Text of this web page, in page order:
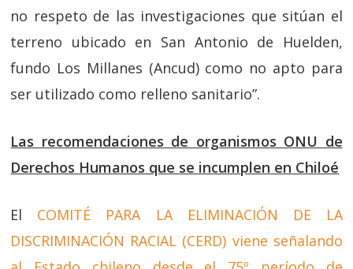
no respeto de las investigaciones que sitúan el
terreno ubicado en San Antonio de Huelden,
fundo Los Millanes (Ancud) como no apto para
ser utilizado como relleno sanitario”.
Las recomendaciones de organismos ONU de
Derechos Humanos que se incumplen en Chiloé
El COMITÉ PARA LA ELIMINACIÓN DE LA
DISCRIMINACIÓN RACIAL (CERD) viene señalando